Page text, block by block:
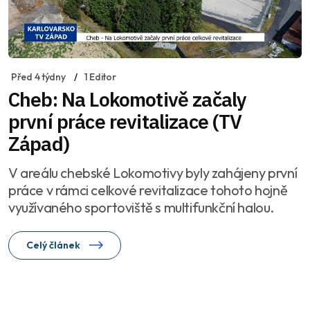
Před 4 týdny 1 Editor
Cheb: Na Lokomotivě začaly
první práce revitalizace (TV
Západ)
V areálu chebské Lokomotivy byly zahájeny první
práce v rámci celkové revitalizace tohoto hojně
využívaného sportoviště s multifunkční halou.
Celý článek